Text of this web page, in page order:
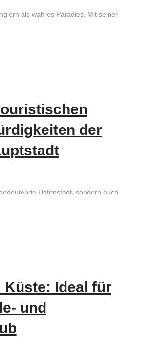
als wahres Paradies. Mit seiner
der
Hafenstadt, sondern auch
Küste: Ideal für
und